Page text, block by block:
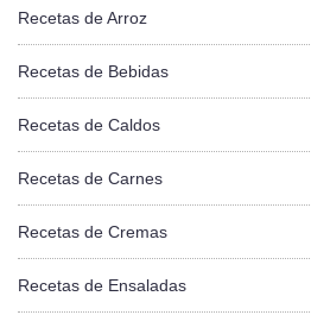
Recetas de Arroz
Recetas de Bebidas
Recetas de Caldos
Recetas de Carnes
Recetas de Cremas
Recetas de Ensaladas